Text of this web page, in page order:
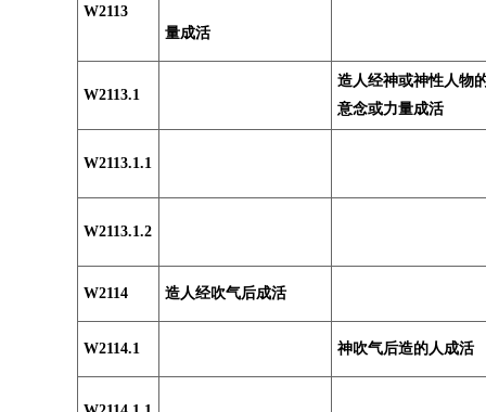
W2113
量成活
W2113.1
造人经神或神性人物
意念或力量成活
W2113.1.1
W2113.1.2
W2114 造人经吹气后成活
W2114.1 神吹气后造的人成活